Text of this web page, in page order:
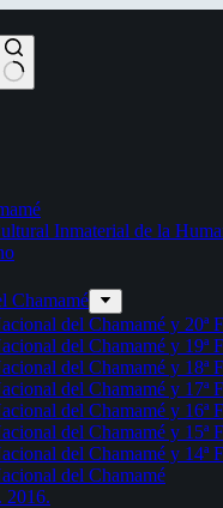
Inmaterial de la
Chamamé
del Chamamé y 20ª
del Chamamé y 19ª
del Chamamé y 18ª
del Chamamé y 17ª
del Chamamé y 16ª
del Chamamé y 15ª
del Chamamé y 14ª
del Chamamé
2016.